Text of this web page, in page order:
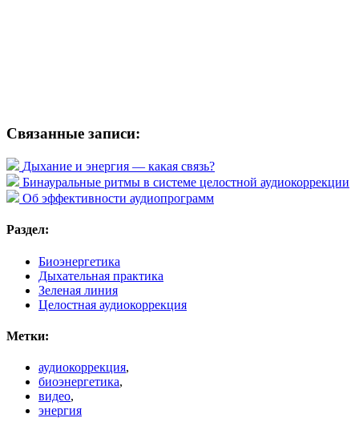
Связанные записи:
Дыхание и энергия — какая связь?
Бинауральные ритмы в системе целостной аудиокоррекции
Об эффективности аудиопрограмм
Раздел:
Биоэнергетика
Дыхательная практика
Зеленая линия
Целостная аудиокоррекция
Метки:
аудиокоррекция,
биоэнергетика,
видео,
энергия